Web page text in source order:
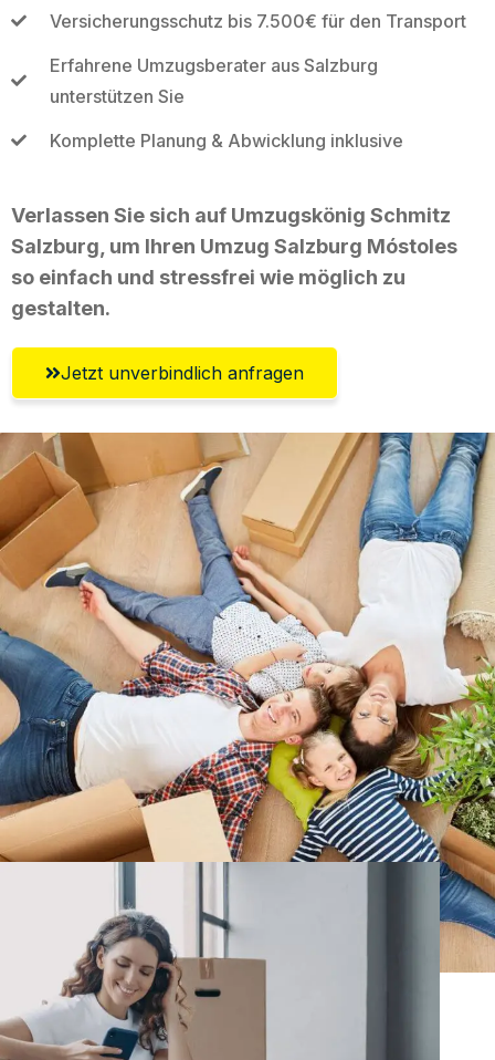
Versicherungsschutz bis 7.500€ für den Transport
Erfahrene Umzugsberater aus Salzburg
unterstützen Sie
Komplette Planung & Abwicklung inklusive
Verlassen Sie sich auf Umzugskönig Schmitz
Salzburg, um Ihren Umzug Salzburg Móstoles
so einfach und stressfrei wie möglich zu
gestalten.
Jetzt unverbindlich anfragen